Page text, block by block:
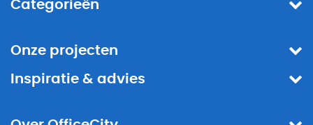
Categorieën
Onze projecten
Inspiratie & advies